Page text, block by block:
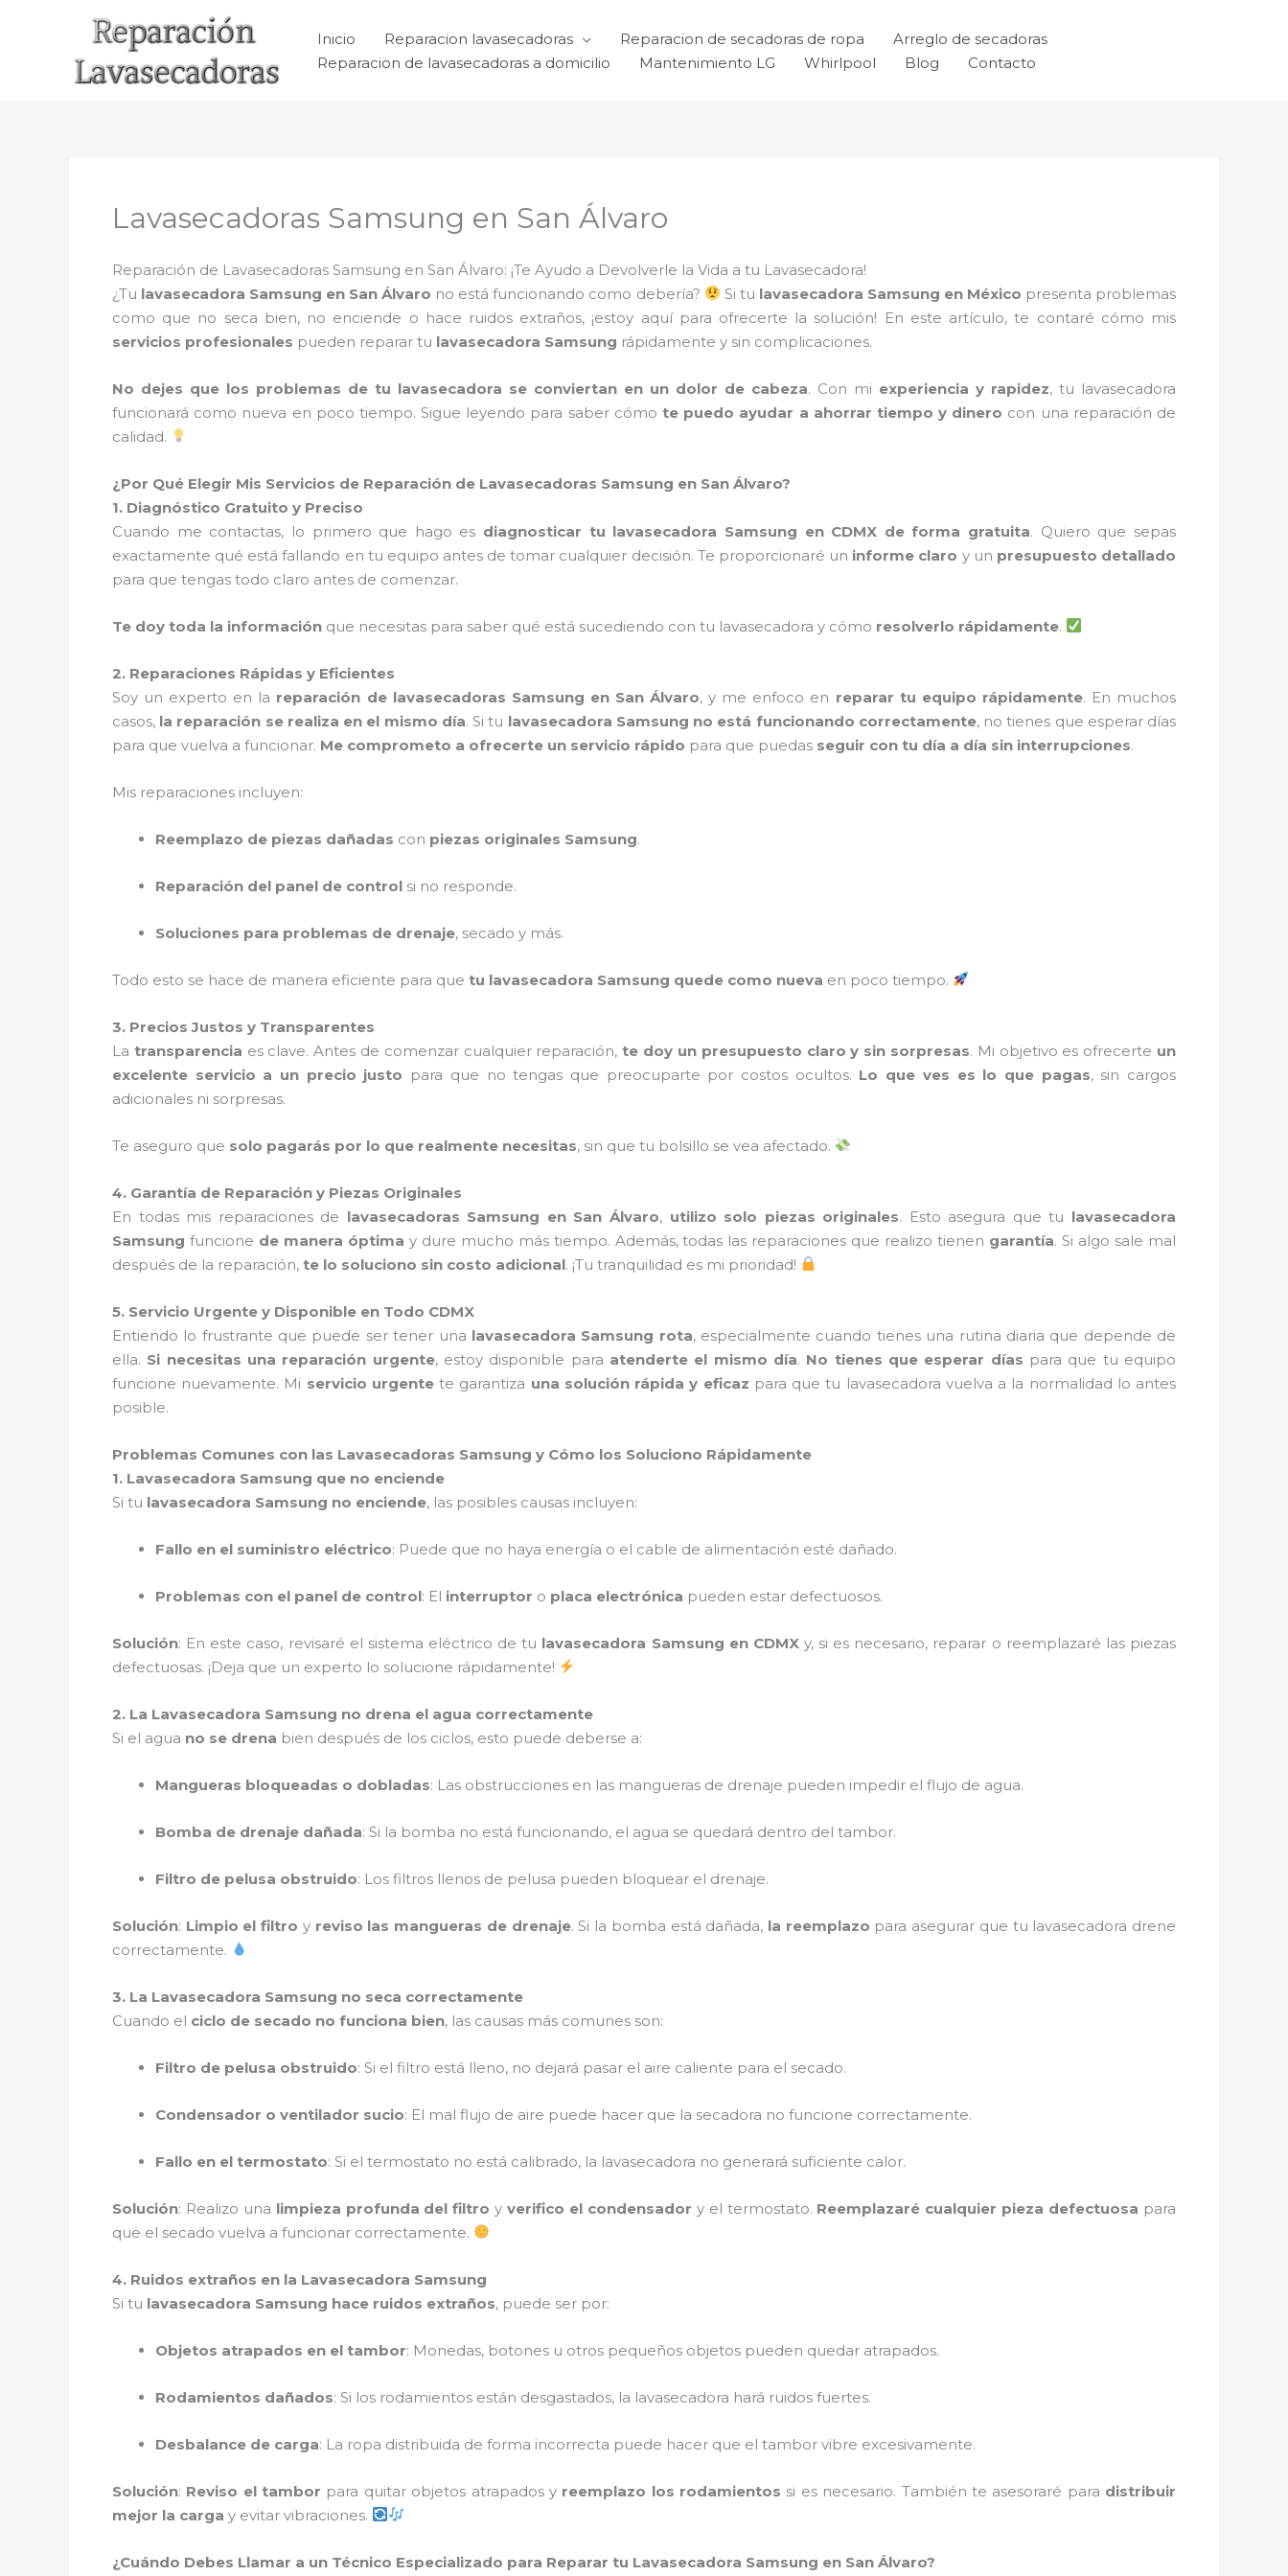
Inicio Reparacion lavasecadoras Reparacion de secadoras de ropa
Arreglo de secadoras
Reparacion de lavasecadoras a domicilio
Mantenimiento LG Whirlpool Blog Contacto
Lavasecadoras Samsung en San Álvaro
Reparación de Lavasecadoras Samsung en San Álvaro: ¡Te Ayudo a Devolverle la Vida a tu Lavasecadora!
¿Tu lavasecadora Samsung en San Álvaro no está funcionando como debería? Si tu lavasecadora Samsung en México presenta problemas
como que no seca bien, no enciende o hace ruidos extraños, ¡estoy aquí para ofrecerte la solución! En este artículo, te contaré cómo mis
servicios profesionales pueden reparar tu lavasecadora Samsung rápidamente y sin complicaciones.
No dejes que los problemas de tu lavasecadora se conviertan en un dolor de cabeza. Con mi experiencia y rapidez, tu lavasecadora
funcionará como nueva en poco tiempo. Sigue leyendo para saber cómo te puedo ayudar a ahorrar tiempo y dinero con una reparación de
calidad.
¿Por Qué Elegir Mis Servicios de Reparación de Lavasecadoras Samsung en San Álvaro?
1. Diagnóstico Gratuito y Preciso
Cuando me contactas, lo primero que hago es diagnosticar tu lavasecadora Samsung en CDMX de forma gratuita. Quiero que sepas
exactamente qué está fallando en tu equipo antes de tomar cualquier decisión. Te proporcionaré un informe claro y un presupuesto detallado
para que tengas todo claro antes de comenzar.
Te doy toda la información que necesitas para saber qué está sucediendo con tu lavasecadora y cómo resolverlo rápidamente.
2. Reparaciones Rápidas y Eficientes
Soy un experto en la reparación de lavasecadoras Samsung en San Álvaro, y me enfoco en reparar tu equipo rápidamente. En muchos
casos, la reparación se realiza en el mismo día. Si tu lavasecadora Samsung no está funcionando correctamente, no tienes que esperar días
para que vuelva a funcionar. Me comprometo a ofrecerte un servicio rápido para que puedas seguir con tu día a día sin interrupciones.
Mis reparaciones incluyen:
Reemplazo de piezas dañadas con piezas originales Samsung.
Reparación del panel de control si no responde.
Soluciones para problemas de drenaje, secado y más.
Todo esto se hace de manera eficiente para que tu lavasecadora Samsung quede como nueva en poco tiempo.
3. Precios Justos y Transparentes
La transparencia es clave. Antes de comenzar cualquier reparación,te doy un presupuesto claro y sin sorpresas. Mi objetivo es ofrecerte un
excelente servicio a un precio justo para que no tengas que preocuparte por costos ocultos. Lo que ves es lo que pagas, sin cargos
adicionales ni sorpresas.
Te aseguro que solo pagarás por lo que realmente necesitas, sin que tu bolsillo se vea afectado.
4. Garantía de Reparación y Piezas Originales
En todas mis reparaciones de lavasecadoras Samsung en San Álvaro, utilizo solo piezas originales. Esto asegura que tu lavasecadora
Samsung funcione de manera óptima y dure mucho más tiempo. Además, todas las reparaciones que realizo tienen garantía. Si algo sale mal
después de la reparación, te lo soluciono sin costo adicional. ¡Tu tranquilidad es mi prioridad!
5. Servicio Urgente y Disponible en Todo CDMX
Entiendo lo frustrante que puede ser tener una lavasecadora Samsung rota, especialmente cuando tienes una rutina diaria que depende de
ella. Si necesitas una reparación urgente, estoy disponible para atenderte el mismo día. No tienes que esperar días para que tu equipo
funcione nuevamente. Mi servicio urgentete garantiza una solución rápida y eficaz para que tu lavasecadora vuelva a la normalidad lo antes
posible.
Problemas Comunes con las Lavasecadoras Samsung y Cómo los Soluciono Rápidamente
1. Lavasecadora Samsung que no enciende
Si tu lavasecadora Samsung no enciende, las posibles causas incluyen:
Fallo en el suministro eléctrico: Puede que no haya energía o el cable de alimentación esté dañado.
Problemas con el panel de control: El interruptor o placa electrónica pueden estar defectuosos.
Solución: En este caso, revisaré el sistema eléctrico de tu lavasecadora Samsung en CDMXy, si es necesario, reparar o reemplazaré las piezas
defectuosas. ¡Deja que un experto lo solucione rápidamente!
2. La Lavasecadora Samsung no drena el agua correctamente
Si el agua no se drena bien después de los ciclos, esto puede deberse a:
Mangueras bloqueadas o dobladas: Las obstrucciones en las mangueras de drenaje pueden impedir el flujo de agua.
Bomba de drenaje dañada: Si la bomba no está funcionando, el agua se quedará dentro del tambor.
Filtro de pelusa obstruido: Los filtros llenos de pelusa pueden bloquear el drenaje.
Solución: Limpio el filtro y reviso las mangueras de drenaje. Si la bomba está dañada, la reemplazo para asegurar que tu lavasecadora drene
correctamente.
3. La Lavasecadora Samsung no seca correctamente
Cuando el ciclo de secado no funciona bien, las causas más comunes son:
Filtro de pelusa obstruido: Si el filtro está lleno, no dejará pasar el aire caliente para el secado.
Condensador o ventilador sucio: El mal flujo de aire puede hacer que la secadora no funcione correctamente.
Fallo en el termostato: Si el termostato no está calibrado, la lavasecadora no generará suficiente calor.
Solución: Realizo una limpieza profunda del filtro yverifico el condensador y el termostato. Reemplazaré cualquier pieza defectuosa para
que el secado vuelva a funcionar correctamente.
4. Ruidos extraños en la Lavasecadora Samsung
Si tu lavasecadora Samsung hace ruidos extraños, puede ser por:
Objetos atrapados en el tambor: Monedas, botones u otros pequeños objetos pueden quedar atrapados.
Rodamientos dañados: Si los rodamientos están desgastados, la lavasecadora hará ruidos fuertes.
Desbalance de carga: La ropa distribuida de forma incorrecta puede hacer que el tambor vibre excesivamente.
Solución: Reviso el tambor para quitar objetos atrapados y reemplazo los rodamientos si es necesario. También te asesoraré para distribuir
mejor la carga y evitar vibraciones.
¿Cuándo Debes Llamar a un Técnico Especializado para Reparar tu Lavasecadora Samsung en San Álvaro?